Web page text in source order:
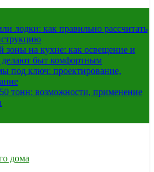
лодки: как правильно рассчитать
зоны на кухне: как освещение и
быт комфортным
под ключ: проектирование,
тонн: возможности, применение
дома